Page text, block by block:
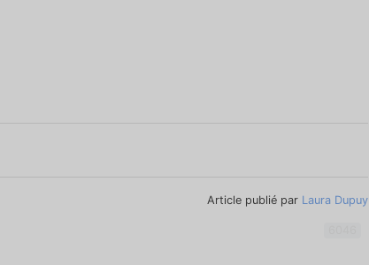
Article publié par Laura Dupuy